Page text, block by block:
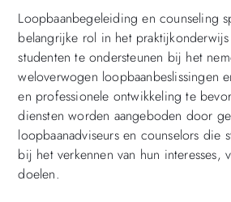
Loopbaanbegeleiding en counseling
belangrijke rol in het
studenten te ondersteunen bij het
weloverwogen loopbaanbeslissingen
en professionele ontwikkeling te
diensten worden aangeboden door
loopbaanadviseurs en counselors die
bij het verkennen van hun interesses,
doelen.